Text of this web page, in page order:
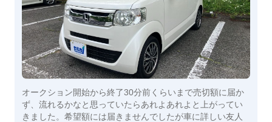
オークション開始から終了30分前くらいまで売切額に届か
ず、流れるかなと思っていたらあれよあれよと上がってい
きました。希望額には届きませんでしたが車に詳しい友人